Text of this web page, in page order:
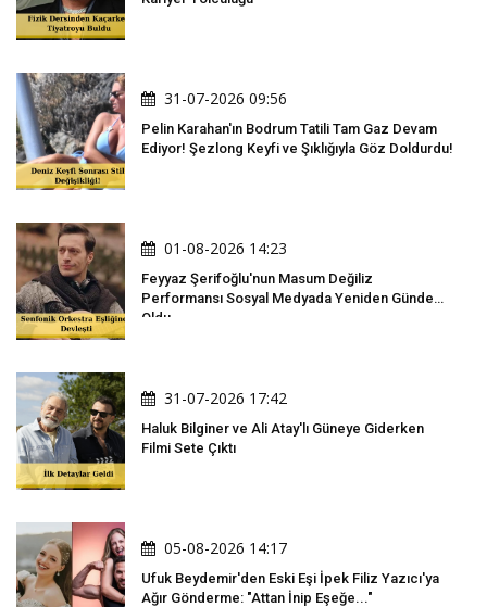
31-07-2026 09:56
Pelin Karahan'ın Bodrum Tatili Tam Gaz Devam
Ediyor! Şezlong Keyfi ve Şıklığıyla Göz Doldurdu!
01-08-2026 14:23
Feyyaz Şerifoğlu'nun Masum Değiliz
Performansı Sosyal Medyada Yeniden Gündem
Oldu
31-07-2026 17:42
Haluk Bilginer ve Ali Atay'lı Güneye Giderken
Filmi Sete Çıktı
05-08-2026 14:17
Ufuk Beydemir'den Eski Eşi İpek Filiz Yazıcı'ya
Ağır Gönderme: "Attan İnip Eşeğe..."